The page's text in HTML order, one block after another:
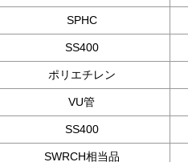
SPHC
SS400
ポリエチレン
VU管
SS400
SWRCH相当品